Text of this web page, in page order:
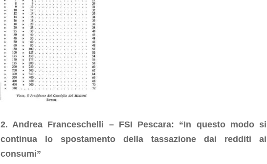
2. Andrea Franceschelli – FSI Pescara: “In questo modo si
continua lo spostamento della tassazione dai redditi ai
consumi”